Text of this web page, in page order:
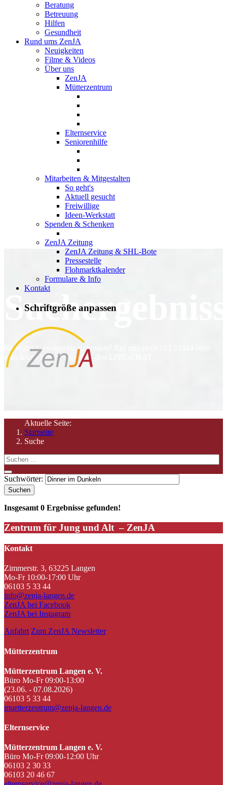
Beratung
Betreuung
Hilfen
Gesundheit
Rund ums ZenJA
Neuigkeiten
Filme & Videos
Über uns
ZenJA
Mütterzentrum
Elternservice
Seniorenhilfe
Mitarbeiten & Mitgestalten
So geht's
Aktuell gesucht
Freiwillige
Ideen-Werkstatt
Spenden & Schenken
ZenJA Zeitung
ZenJA Zeitung & SHL-Bote
Pressestelle
Flohmarktkalender
Formulare & Info
Kontakt
Schriftgröße anpassen
Nicht das Gewünschte gefunden? Ruf uns an 06103 53344 oder
schick uns deine Frage über den LIVE-CHAT
Aktuelle Seite:
Startseite
Suche
Suchwörter:
Suchen
Insgesamt 0 Ergebnisse gefunden!
Zentrum für Jung und Alt – ZenJA
Kontakt
Zimmerstr. 3, 63225 Langen
Mo-Fr 10:00-17:00 Uhr
06103 5 33 44
info@zenja-langen.de
ZenJA bei Facebook
ZenJA bei Instagram
Anfahrt Zum ZenJA Newsletter
Mütterzentrum
Mütterzentrum Langen e. V.
Büro Mo-Fr 09:00-13:00
(23.06. - 07.08.2026)
06103 5 33 44
muetterzentrum@zenja-langen.de
Elternservice
Mütterzentrum Langen e. V.
Büro Mo-Fr 09:00-12:00 Uhr
06103 2 30 33
06103 20 46 67